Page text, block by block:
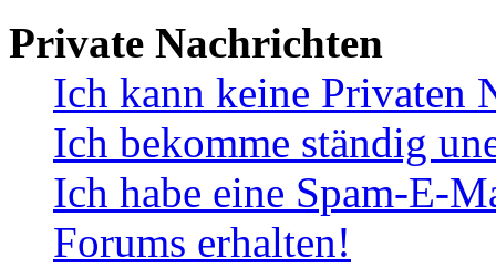
Private Nachrichten
Ich kann keine Privaten
Ich bekomme ständig
Ich habe eine Spam-E-
Forums erhalten!